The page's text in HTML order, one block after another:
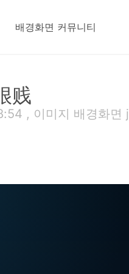
배경화면 커뮤니티
贱
, 이미지 배경화면